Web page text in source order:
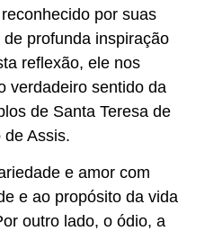
por suas
profunda inspiração
reflexão, ele nos
verdadeiro sentido da
de Santa Teresa de
Assis.
e amor com
e ao propósito da vida
outro lado, o ódio, a